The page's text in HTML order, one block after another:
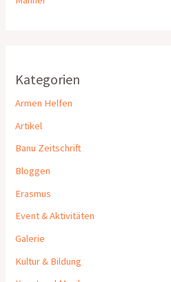
Kategorien
Armen Helfen
Artikel
Banu Zeitschrift
Bloggen
Erasmus
Event & Aktivitäten
Galerie
Kultur & Bildung